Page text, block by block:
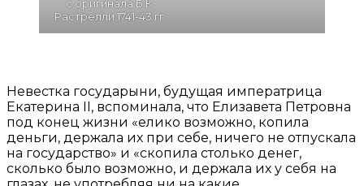
с оригинала Б.К.
Растрелли 1741-43 гг.
Невестка государыни, будущая императрица
Екатерина II, вспоминала, что Елизавета Петровна
под конец жизни «елико возможно, копила
деньги, держала их при себе, ничего не отпускала
на государство» и «скопила столько денег,
сколько было возможно, и держала их у себя на